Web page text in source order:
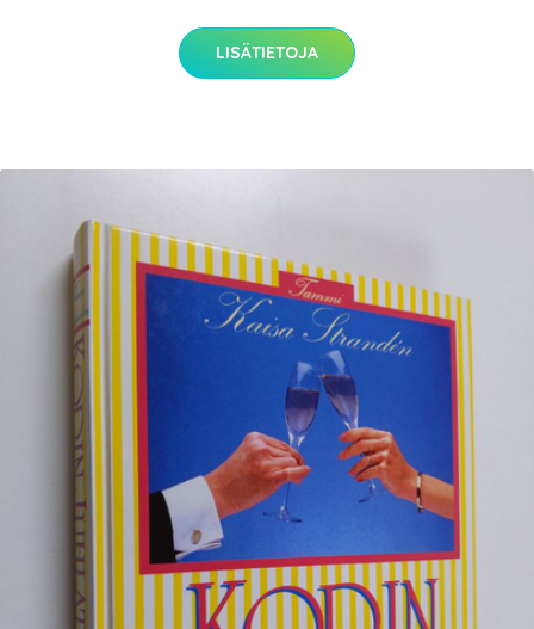
LISÄTIETOJA